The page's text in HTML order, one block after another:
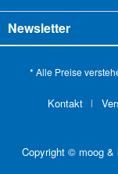
Newsletter
* Alle Preise
Kontakt
Copyright © moog &